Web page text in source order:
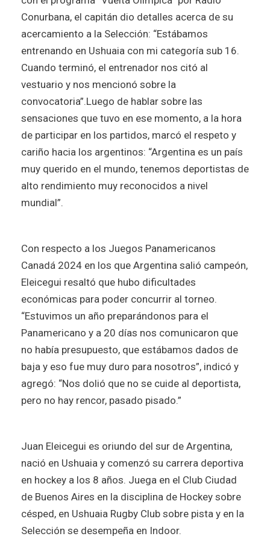
Conurbana, el capitán dio detalles acerca de su
acercamiento a la Selección: “Estábamos
entrenando en Ushuaia con mi categoría sub 16.
Cuando terminó, el entrenador nos citó al
vestuario y nos mencionó sobre la
convocatoria”.Luego de hablar sobre las
sensaciones que tuvo en ese momento, a la hora
de participar en los partidos, marcó el respeto y
cariño hacia los argentinos: “Argentina es un país
muy querido en el mundo, tenemos deportistas de
alto rendimiento muy reconocidos a nivel
mundial”.
Con respecto a los Juegos Panamericanos
Canadá 2024 en los que Argentina salió campeón,
Eleicegui resaltó que hubo dificultades
económicas para poder concurrir al torneo.
“Estuvimos un año preparándonos para el
Panamericano y a 20 días nos comunicaron que
no había presupuesto, que estábamos dados de
baja y eso fue muy duro para nosotros”, indicó y
agregó: “Nos dolió que no se cuide al deportista,
pero no hay rencor, pasado pisado.”
Juan Eleicegui es oriundo del sur de Argentina,
nació en Ushuaia y comenzó su carrera deportiva
en hockey a los 8 años. Juega en el Club Ciudad
de Buenos Aires en la disciplina de Hockey sobre
césped, en Ushuaia Rugby Club sobre pista y en la
Selección se desempeña en Indoor.